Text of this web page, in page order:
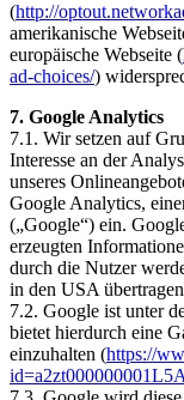
(http://
amerikanische
europäische Webseite (
ad-choices/)
7. Google Analytics
7.1. Wir setzen auf
Interesse an der
unseres
Google Analytics,
(„Google“) ein.
erzeugten
durch die Nutzer
in den USA
7.2. Google ist unter
bietet hierdurch eine
einzuhalten (https://